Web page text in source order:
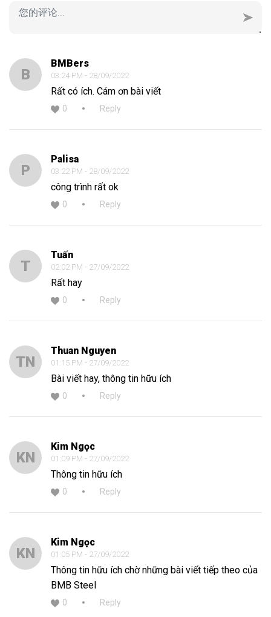
B
BMBers
03:24 PM - 28/09/2022
Rất có ích. Cám ơn bài viết
0 Reply
P
Palisa
03:22 PM - 28/09/2022
công trình rất ok
0 Reply
T
Tuấn
02:02 PM - 27/09/2022
Rất hay
0 Reply
TN
Thuan Nguyen
01:15 PM - 27/09/2022
Bài viết hay, thông tin hữu ích
0 Reply
KN
Kim Ngọc
01:09 PM - 27/09/2022
Thông tin hữu ích
0 Reply
KN
Kim Ngọc
01:05 PM - 27/09/2022
Thông tin hữu ích chờ những bài viết tiếp theo của
BMB Steel
0 Reply